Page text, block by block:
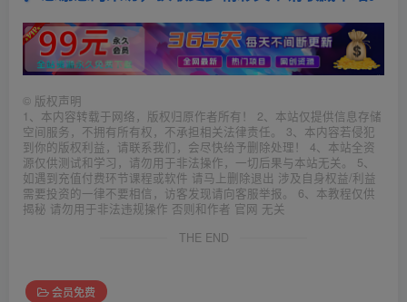
© 版权声明
1、本内容转载于网络，版权归原作者所有！ 2、本站仅提供信息存储
空间服务，不拥有所有权，不承担相关法律责任。 3、本内容若侵犯
到你的版权利益，请联系我们，会尽快给予删除处理！ 4、本站全资
源仅供测试和学习，请勿用于非法操作，一切后果与本站无关。 5、
如遇到充值付费环节课程或软件 请马上删除退出 涉及自身权益/利益
需要投资的一律不要相信，访客发现请向客服举报。 6、本教程仅供
揭秘 请勿用于非法违规操作 否则和作者 官网 无关
THE END
会员免费